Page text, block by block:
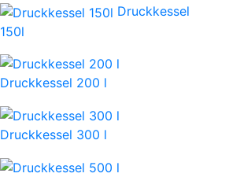
Druckkessel
150l
Druckkessel 200 l
Druckkessel 300 l